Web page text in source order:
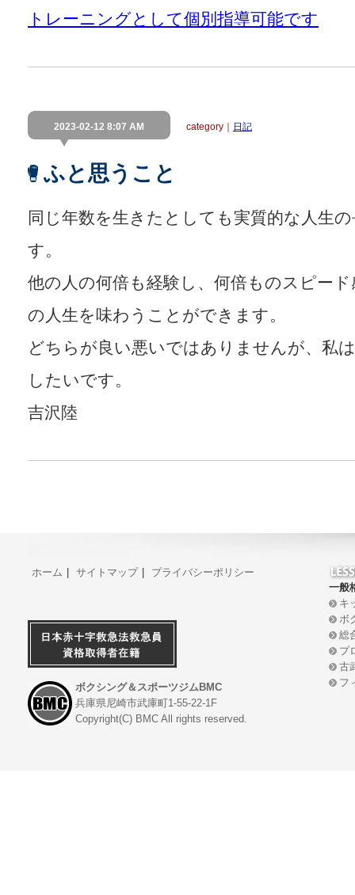
トレーニングとして個別指導可能です
2023-02-12 8:07 AM category｜ 日記
ふと思うこと
同じ年数を生きたとしても実質的な人生
す。
他の人の何倍も経験し、何倍ものスピー
の人生を味わうことができます。
どちらが良い悪いではありませんが、私
したいです。
吉沢陸
ホーム サイトマップ プライバシーポリシー
ボクシング＆スポーツジムBMC
兵庫県尼崎市武庫町1-55-22-1F
Copyright(C) BMC All rights reserved.
一般
キ
ボ
総
プ
古
フ